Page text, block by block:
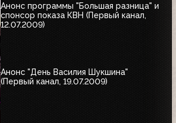
Анонс программы "Большая разница" и
спонсор показа КВН (Первый канал,
12.07.2009)
Анонс "День Василия Шукшина"
(Первый канал, 19.07.2009)